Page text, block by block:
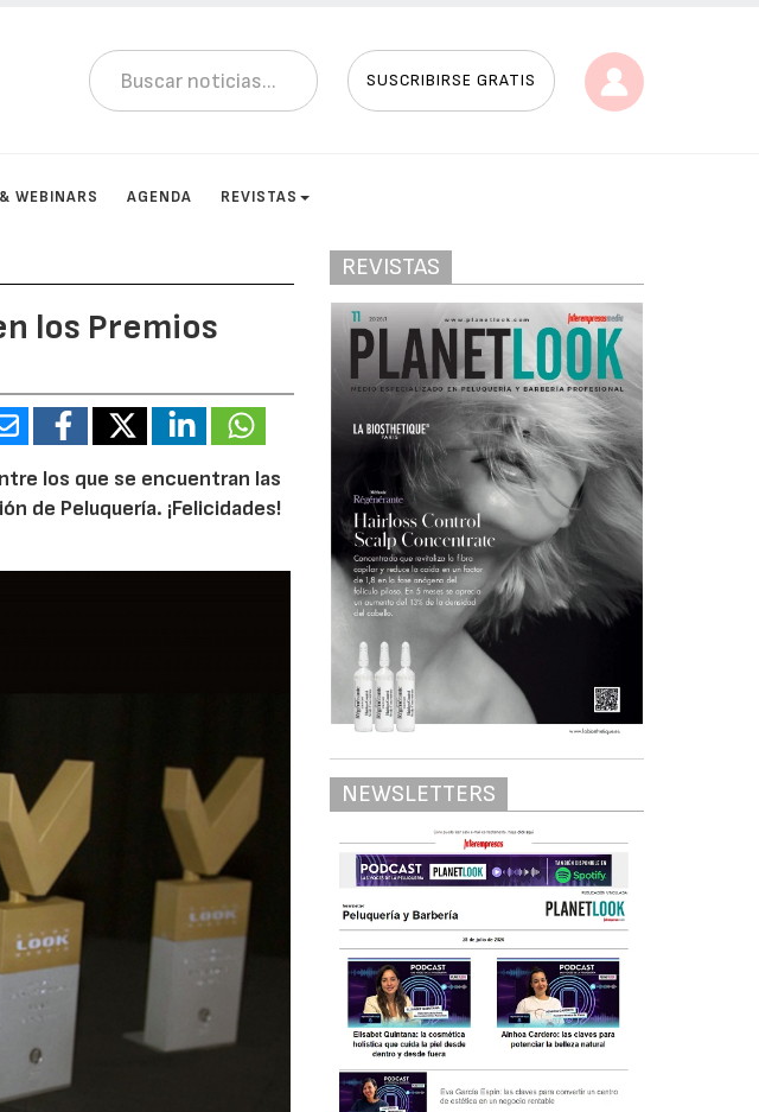
SUSCRIBIRSE GRATIS
WEBINARS AGENDA REVISTAS
los Premios
los que se encuentran las
de Peluquería. ¡Felicidades!
REVISTAS
NEWSLETTERS